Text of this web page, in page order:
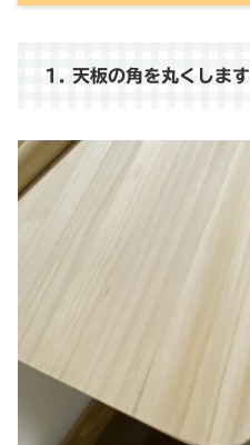
1. 天板の角を丸くします